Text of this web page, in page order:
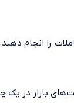
را انجام
بازار در یک